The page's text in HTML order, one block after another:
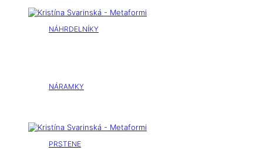
NÁHRDELNÍKY
NÁRAMKY
PRSTENE